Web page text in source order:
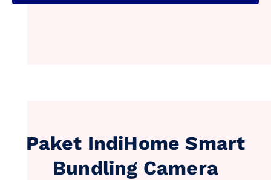
Paket IndiHome Smart
Bundling Camera